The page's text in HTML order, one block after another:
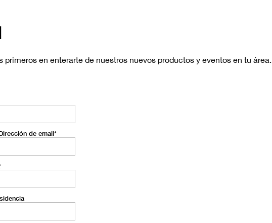
en enterarte de nuestros nuevos productos y eventos en tu área.
de email*